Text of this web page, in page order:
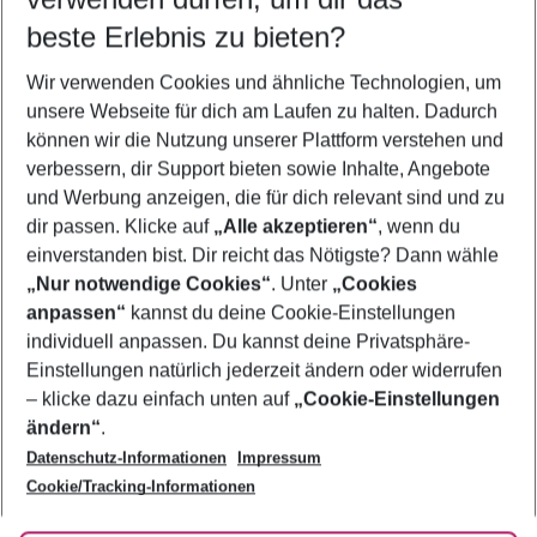
5-8 Nächte
2 Erwachsene Keine Kinder
Mehr Filter anzeigen
Footer
Footer navigation
Über uns
AGB
Bestpreisgarantie
Cookie-Einstellungen ändern
Cookie-Richtlinie
Agenturbetreuung
Barrierefreies Reisen
Folge uns
beste Erlebnis zu bieten?
Wir verwenden Cookies und ähnliche Technologien, um
unsere Webseite für dich am Laufen zu halten. Dadurch
können wir die Nutzung unserer Plattform verstehen und
verbessern, dir Support bieten sowie Inhalte, Angebote
und Werbung anzeigen, die für dich relevant sind und zu
dir passen. Klicke auf „Alle akzeptieren“, wenn du
einverstanden bist. Dir reicht das Nötigste? Dann wähle
„Nur notwendige Cookies“. Unter „Cookies
anpassen“ kannst du deine Cookie-Einstellungen
individuell anpassen. Du kannst deine Privatsphäre-
Einstellungen natürlich jederzeit ändern oder widerrufen
– klicke dazu einfach unten auf „Cookie-Einstellungen
ändern“.
Datenschutz-Informationen
Impressum
Cookie/Tracking-Informationen